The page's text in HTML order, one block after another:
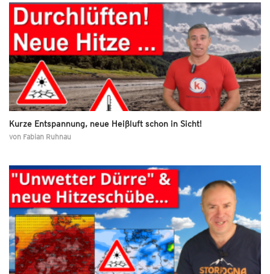
Kurze Entspannung, neue Heißluft schon in Sicht!
von Fabian Ruhnau